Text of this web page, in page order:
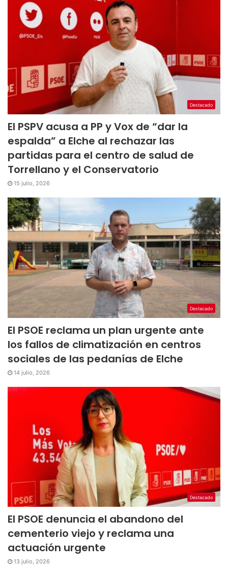
Destacado
El PSPV acusa a PP y Vox de “dar la
espalda” a Elche al rechazar las
partidas para el centro de salud de
Torrellano y el Conservatorio
15 julio, 2026
Destacado
El PSOE reclama un plan urgente ante
los fallos de climatización en centros
sociales de las pedanías de Elche
14 julio, 2026
Destacado
El PSOE denuncia el abandono del
cementerio viejo y reclama una
actuación urgente
13 julio, 2026